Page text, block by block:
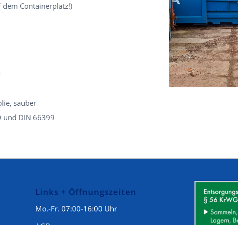
dem Containerplatz!)
sauber
und DIN 66399
Links + Öffnungszeiten
Mo.-Fr. 07:00-16:00 Uhr